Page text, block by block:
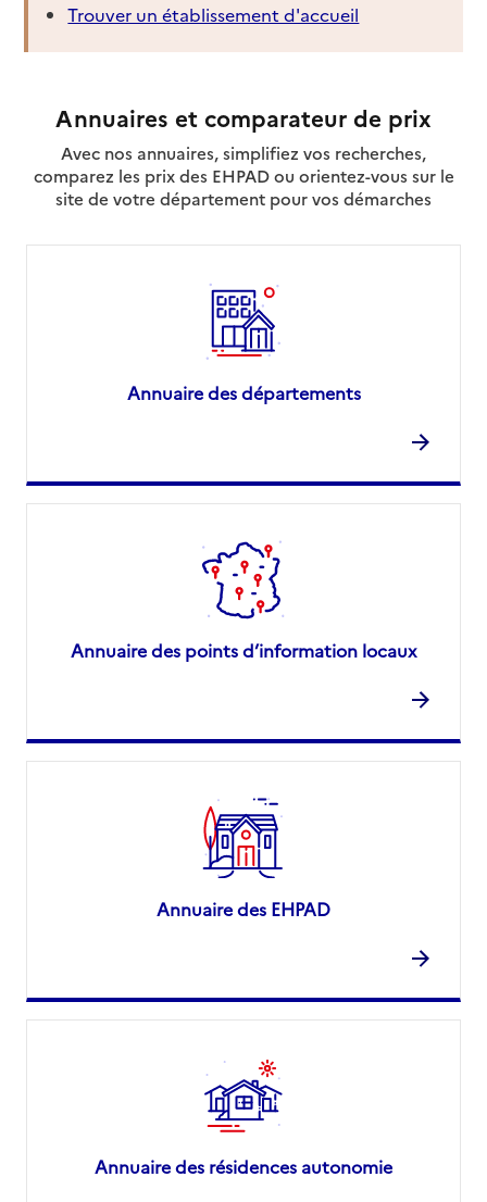
Trouver un établissement d'accueil
Annuaires et comparateur de prix
Avec nos annuaires, simplifiez vos recherches,
comparez les prix des EHPAD ou orientez-vous sur le
site de votre département pour vos démarches
Annuaire des départements
Annuaire des points d’information locaux
Annuaire des EHPAD
Annuaire des résidences autonomie